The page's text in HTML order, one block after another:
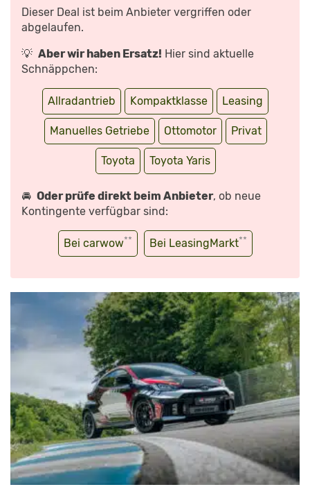
Dieser Deal ist beim Anbieter vergriffen oder
abgelaufen.
💡 Aber wir haben Ersatz! Hier sind aktuelle
Schnäppchen:
Allradantrieb Kompaktklasse Leasing
Manuelles Getriebe Ottomotor Privat
Toyota Toyota Yaris
🚘 Oder prüfe direkt beim Anbieter, ob neue
Kontingente verfügbar sind:
Bei carwow** Bei LeasingMarkt**
(REVIEW)
AUTO
MOTOR
SPORT“
VON
YOUTUBE
ANZEIGEN